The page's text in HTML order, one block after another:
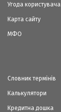
Угода користувача
Карта сайту
МФО
Словник термінів
Калькулятори
Кредитна дошка